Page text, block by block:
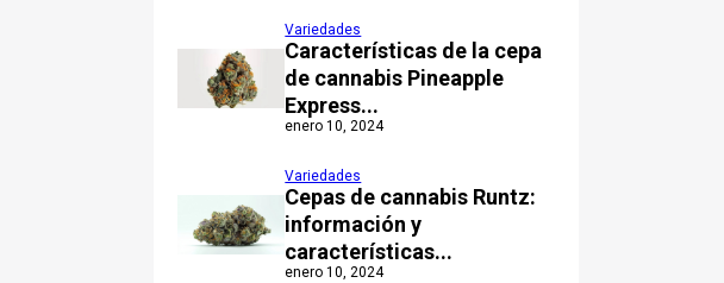
Características de la cepa
de cannabis Pineapple
Express...
Variedades
enero 10, 2024
Cepas de cannabis Runtz:
información y
características...
Variedades
enero 10, 2024